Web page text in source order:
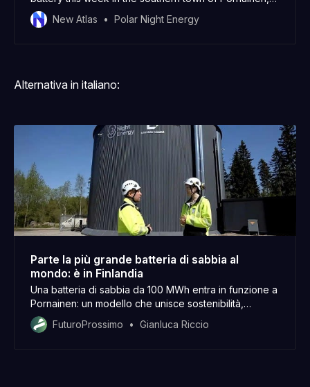
where it’ll take over heating duties from an old
woodchip power plant for the municipality. It’s set to
New Atlas Polar Night Energy
Alternativa in italiano:
Parte la più grande batteria di sabbia al
mondo: è in Finlandia
Una batteria di sabbia da 100 MWh entra in funzione a
Pornainen: un modello che unisce sostenibilità,
innovazione e addio al fossile.
FuturoProssimo Gianluca Riccio